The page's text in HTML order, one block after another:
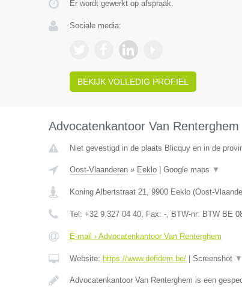
Er wordt gewerkt op afspraak.
Sociale media:
BEKIJK VOLLEDIG PROFIEL
Advocatenkantoor Van Renterghem
Niet gevestigd in de plaats Blicquy en in de
Oost-Vlaanderen» Eeklo| Google maps ▼
Koning Albertstraat 21, 9900 Eeklo(Oost-
Tel: +32 9 327 04 40, Fax: -, BTW-nr: BTW BE
E-mail › Advocatenkantoor Van Renterghem
Website: https://www.defidem.be/| Screenshot ▼
Advocatenkantoor Van Renterghem is een